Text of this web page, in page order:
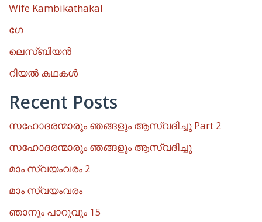
Wife Kambikathakal
ഗേ
ലെസ്ബിയൻ
റിയൽ കഥകൾ
Recent Posts
സഹോദരന്മാരും ഞങ്ങളും ആസ്വദിച്ചു Part 2
സഹോദരന്മാരും ഞങ്ങളും ആസ്വദിച്ചു
മാം സ്വയംവരം 2
മാം സ്വയംവരം
ഞാനും പാറുവും 15